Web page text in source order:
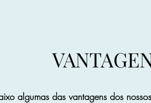
algumas das vantagens dos